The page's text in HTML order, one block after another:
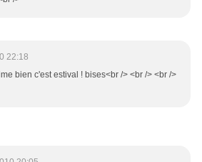
22:18
bien c'est estival ! bises<br /> <br /> <br />